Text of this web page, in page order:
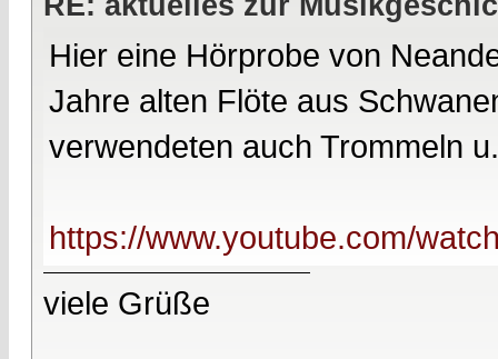
Hier eine Hörprobe von
Jahre alten Flöte aus
verwendeten auch Trommeln
https://www.youtube.com/
viele Grüße